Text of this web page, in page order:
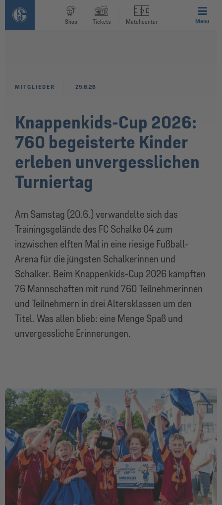
Shop Tickets Matchcenter Menu
Knappenkids-Cup 2026:
760 begeisterte Kinder
erleben unvergesslichen
Turniertag
Am Samstag (20.6.) verwandelte sich das
Trainingsgelände des FC Schalke 04 zum
inzwischen elften Mal in eine riesige Fußball-
Arena für die jüngsten Schalkerinnen und
Schalker. Beim Knappenkids-Cup 2026 kämpften
76 Mannschaften mit rund 760 Teilnehmerinnen
und Teilnehmern in drei Altersklassen um den
Titel. Was allen blieb: eine Menge Spaß und
unvergessliche Erinnerungen.
MITGLIEDER 25.6.26